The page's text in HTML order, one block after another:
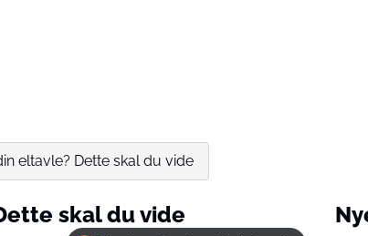
eltavle? Dette skal du vide
skal du vide